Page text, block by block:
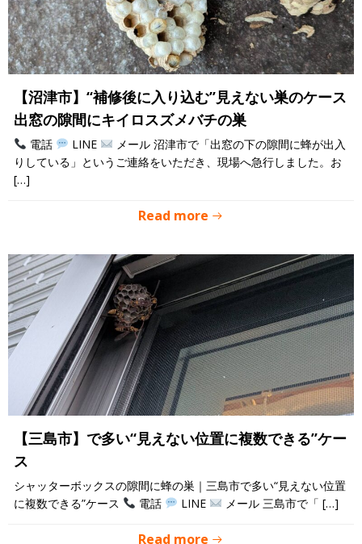
【沼津市】“補修後に入り込む”見えない巣のケース
出窓の隙間にキイロスズメバチの巣
電話 LINE
メール 沼津市で「出窓の下の隙間に蜂が出入
りしている」というご連絡をいただき、現場へ急行しました。お
[…]
Read more
【三島市】で多い“見えない位置に複数できる”ケー
ス
シャッターボックスの隙間に蜂の巣｜三島市で多い“見えない位置
に複数できる”ケース
電話 LINE メール 三島市で「 […]
Read more